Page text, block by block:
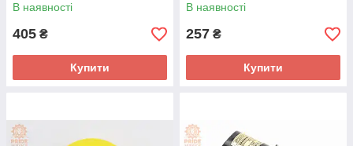
В наявності
405 ₴
Купити
В наявності
257 ₴
Купити